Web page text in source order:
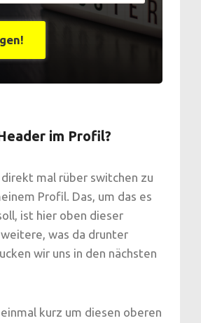
im Profil?
direkt mal rüber switchen zu
Profil. Das, um das es
ist hier oben dieser
was da drunter
wir uns in den nächsten
kurz um diesen oberen